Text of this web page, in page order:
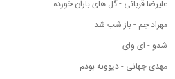
علیرضا قربانی - گل های باران خورده
مهراد جم - باز شب شد
شدو - ای وای
مهدی جهانی - دیوونه بودم